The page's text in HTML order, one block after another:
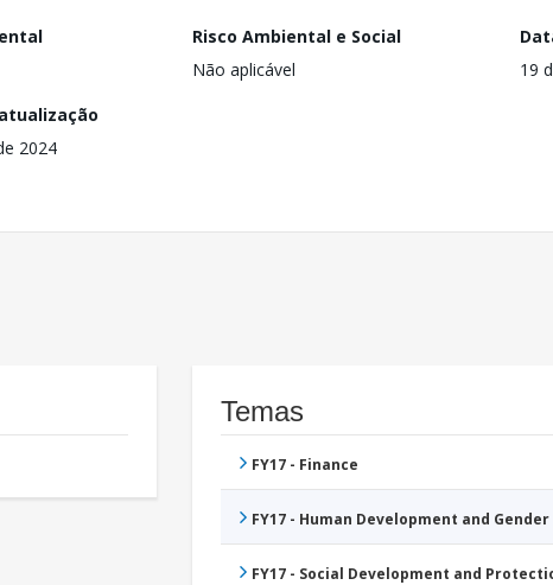
Risco Ambiental e Social
Não aplicável
19
2024
Temas
FY17 - Finance
FY17 - Human Development and Gender
FY17 - Social Development and